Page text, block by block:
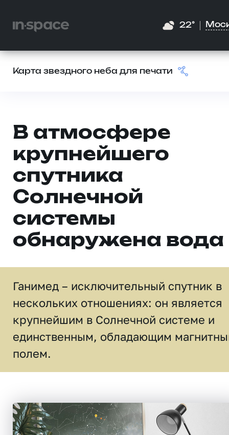
22°
Карта звездного неба для печати
В атмосфере
крупнейшего
спутника
Солнечной
системы
обнаружена вода
Ганимед – исключительный спутник в
нескольких отношениях: он является
крупнейшим в Солнечной системе и
единственным, обладающим
полем.